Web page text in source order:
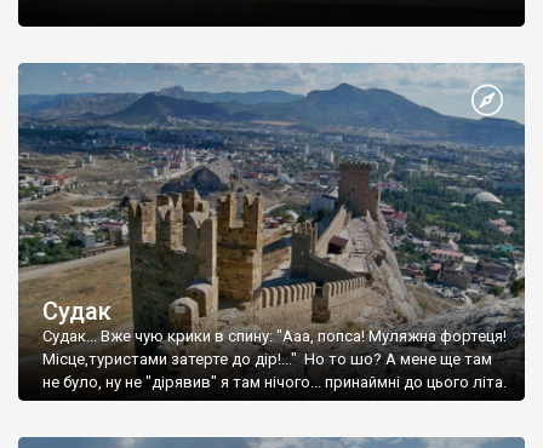
Судак
Судак... Вже чую крики в спину: "Ааа, попса! Муляжна фортеця!
Місце,туристами затерте до дір!..." Но то шо? А мене ще там
не було, ну не "дірявив" я там нічого... принаймні до цього літа.